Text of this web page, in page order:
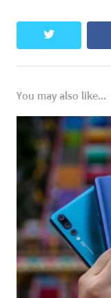
twitter
You may also like...